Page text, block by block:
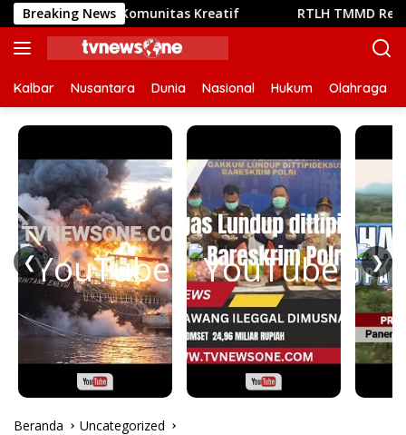
Langsung
ke
konten
Breaking News
Komunitas Kreatif RTLH TMMD Reguler ke-
Kalbar Nusantara Dunia Nasional Hukum Olahraga
❮ ❯
Beranda Uncategorized